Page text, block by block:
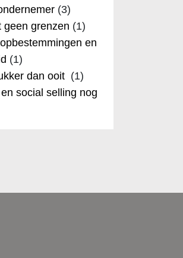
(3)
geen grenzen (1)
en
(1)
dan ooit (1)
social selling nog